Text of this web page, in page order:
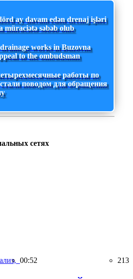
ay davam edən drenaj işləri
müraciətə səbəb olub
works in Buzovna
to the ombudsman
работы по
поводом для обращения
сетях
00:52 213